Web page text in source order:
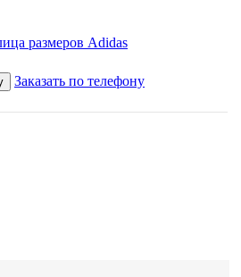
размеров Adidas
Заказать по телефону